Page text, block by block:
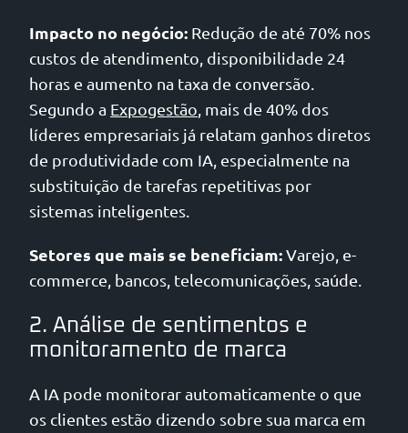
Impacto no negócio: Redução de até 70% nos
custos de atendimento, disponibilidade 24
horas e aumento na taxa de conversão.
Segundo a Expogestão, mais de 40% dos
líderes empresariais já relatam ganhos diretos
de produtividade com IA, especialmente na
substituição de tarefas repetitivas por
sistemas inteligentes.
Setores que mais se beneficiam:Varejo, e-
commerce, bancos, telecomunicações, saúde.
2. Análise de sentimentos e
monitoramento de marca
A IA pode monitorar automaticamente o que
os clientes estão dizendo sobre sua marca em